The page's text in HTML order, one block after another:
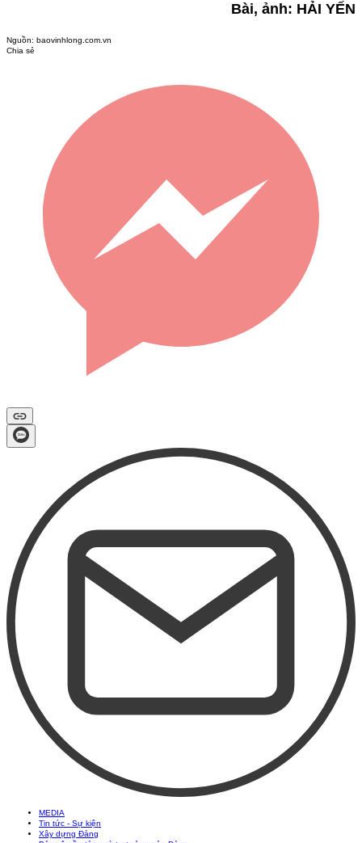
Bài, ảnh: HẢI YẾN
Nguồn: baovinhlong.com.vn
Chia sẻ
MEDIA
Tin tức - Sự kiện
Xây dựng Đảng